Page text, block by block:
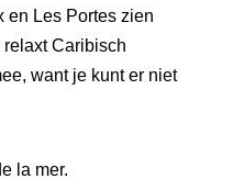
en Les Portes zien
relaxt Caribisch
want je kunt er niet